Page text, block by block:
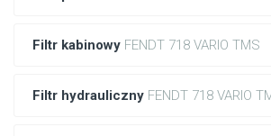
Filtr kabinowy FENDT 718 VARIO TMS
Filtr hydrauliczny FENDT 718 VARIO